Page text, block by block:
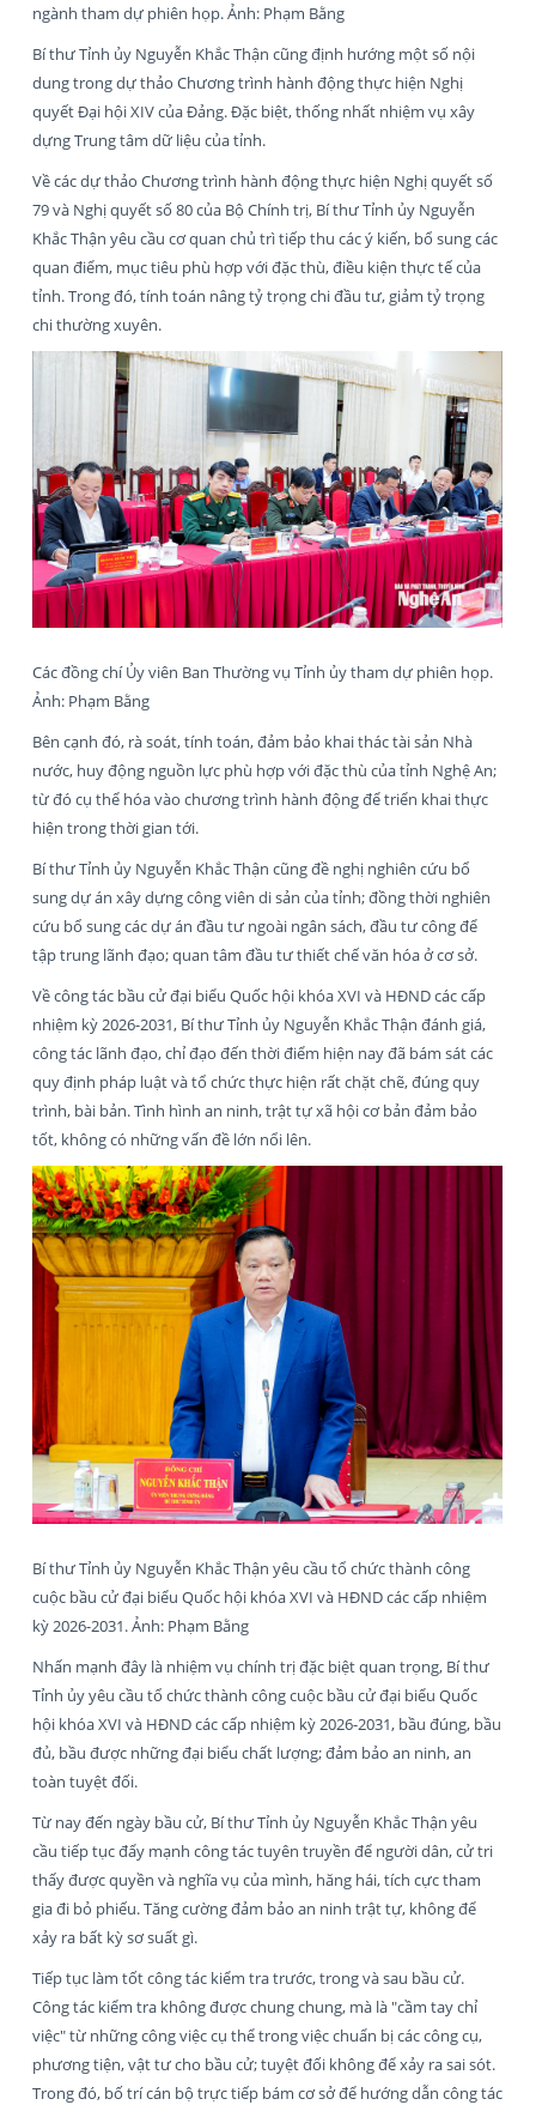
ngành tham dự phiên họp. Ảnh: Phạm Bằng
Bí thư Tỉnh ủy Nguyễn Khắc Thận cũng định hướng một số nội
dung trong dự thảo Chương trình hành động thực hiện Nghị
quyết Đại hội XIV của Đảng. Đặc biệt, thống nhất nhiệm vụ xây
dựng Trung tâm dữ liệu của tỉnh.
Về các dự thảo Chương trình hành động thực hiện Nghị quyết số
79 và Nghị quyết số 80 của Bộ Chính trị, Bí thư Tỉnh ủy Nguyễn
Khắc Thận yêu cầu cơ quan chủ trì tiếp thu các ý kiến, bổ sung các
quan điểm, mục tiêu phù hợp với đặc thù, điều kiện thực tế của
tỉnh. Trong đó, tính toán nâng tỷ trọng chi đầu tư, giảm tỷ trọng
chi thường xuyên.
Các đồng chí Ủy viên Ban Thường vụ Tỉnh ủy tham dự phiên họp.
Ảnh: Phạm Bằng
Bên cạnh đó, rà soát, tính toán, đảm bảo khai thác tài sản Nhà
nước, huy động nguồn lực phù hợp với đặc thù của tỉnh Nghệ An;
từ đó cụ thể hóa vào chương trình hành động để triển khai thực
hiện trong thời gian tới.
Bí thư Tỉnh ủy Nguyễn Khắc Thận cũng đề nghị nghiên cứu bổ
sung dự án xây dựng công viên di sản của tỉnh; đồng thời nghiên
cứu bổ sung các dự án đầu tư ngoài ngân sách, đầu tư công để
tập trung lãnh đạo; quan tâm đầu tư thiết chế văn hóa ở cơ sở.
Về công tác bầu cử đại biểu Quốc hội khóa XVI và HĐND các cấp
nhiệm kỳ 2026-2031, Bí thư Tỉnh ủy Nguyễn Khắc Thận đánh giá,
công tác lãnh đạo, chỉ đạo đến thời điểm hiện nay đã bám sát các
quy định pháp luật và tổ chức thực hiện rất chặt chẽ, đúng quy
trình, bài bản. Tình hình an ninh, trật tự xã hội cơ bản đảm bảo
tốt, không có những vấn đề lớn nổi lên.
Bí thư Tỉnh ủy Nguyễn Khắc Thận yêu cầu tổ chức thành công
cuộc bầu cử đại biểu Quốc hội khóa XVI và HĐND các cấp nhiệm
kỳ 2026-2031. Ảnh: Phạm Bằng
Nhấn mạnh đây là nhiệm vụ chính trị đặc biệt quan trọng, Bí thư
Tỉnh ủy yêu cầu tổ chức thành công cuộc bầu cử đại biểu Quốc
hội khóa XVI và HĐND các cấp nhiệm kỳ 2026-2031, bầu đúng, bầu
đủ, bầu được những đại biểu chất lượng; đảm bảo an ninh, an
toàn tuyệt đối.
Từ nay đến ngày bầu cử, Bí thư Tỉnh ủy Nguyễn Khắc Thận yêu
cầu tiếp tục đẩy mạnh công tác tuyên truyền để người dân, cử tri
thấy được quyền và nghĩa vụ của mình, hăng hái, tích cực tham
gia đi bỏ phiếu. Tăng cường đảm bảo an ninh trật tự, không để
xảy ra bất kỳ sơ suất gì.
Tiếp tục làm tốt công tác kiểm tra trước, trong và sau bầu cử.
Công tác kiểm tra không được chung chung, mà là "cầm tay chỉ
việc" từ những công việc cụ thể trong việc chuẩn bị các công cụ,
phương tiện, vật tư cho bầu cử; tuyệt đối không để xảy ra sai sót.
Trong đó, bố trí cán bộ trực tiếp bám cơ sở để hướng dẫn công tác